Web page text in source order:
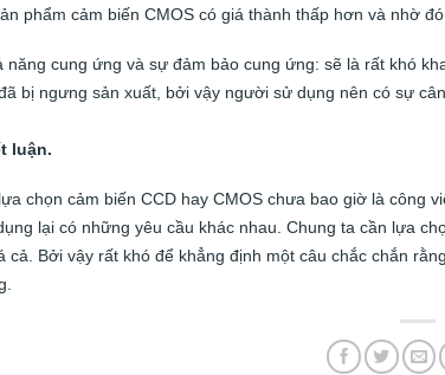
phẩm cảm biến CMOS có giá thành thấp hơn và nhờ
năng cung ứng và sự đảm bảo cung ứng: sẽ là rất khó
bị ngưng sản xuất, bởi vậy người sử dụng nên có sự
luận.
chọn cảm biến CCD hay CMOS chưa bao giờ là công
lại có những yêu cầu khác nhau. Chung ta cần lựa
cả. Bởi vậy rất khó để khẳng định một câu chắc chắn